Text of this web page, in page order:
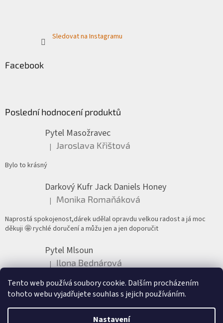
Tento web používá soubory cookie. Dalším procházením
tohoto webu vyjadřujete souhlas s jejich používáním.
Nastavení
Sledovat na Instagramu
Facebook
Poslední hodnocení produktů
Pytel Masožravec
Hodnocení produktu je 5 z 5 hvězdiček.
| Jaroslava Křištová
Bylo to krásný
Darkový Kufr Jack Daniels Honey
Hodnocení produktu je 5 z 5 hvězdiček.
| Monika Romaňáková
Naprostá spokojenost,dárek udělal opravdu velkou radost a já moc
děkuji 🤩 rychlé doručení a můžu jen a jen doporučit
Pytel Mlsoun
Hodnocení produktu je 5 z 5 hvězdiček.
| Ilona Bednárová
Nádherně zabalené, krásný dáreček. A všechny mňamky výborné!